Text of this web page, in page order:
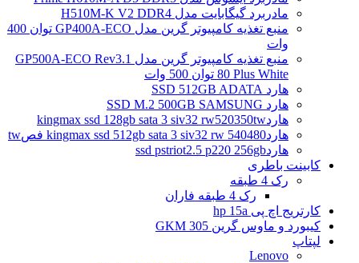
مادربرد گیگابایت مدل H510M-K V2 DDR4
منبع تغذیه کامپیوتر گرین مدل GP400A-ECO توان 400
وات
منبع تغذیه کامپیوتر گرین مدل GP500A-ECO Rev3.1
80 Plus White توان 500 وات
هارد SSD 512GB ADATA
هارد SSD M.2 500GB SAMSUNG
هاردkingmax ssd 128gb sata 3 siv32 rw520350tw
هاردkingmax ssd 512gb sata 3 siv32 rw 540480 فصtw
هاردssd pstriot2.5 p220 256gb
کابینت باطری
رک 4 طبقه
رک 4 طبقه فاران
کارتریج اچ پی hp 15a
کیبورد و ماوس گرین GKM 305
لپتاپ
Lenovo